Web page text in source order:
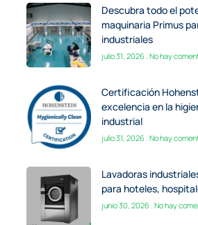
Descubra todo el
maquinaria Primus
industriales
julio 31, 2026 No hay
Certificación
excelencia en la
industrial
julio 31, 2026 No hay
Lavadoras
para hoteles,
junio 30, 2026 No hay